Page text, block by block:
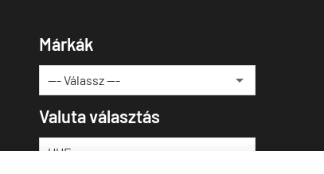
Márkák
Valuta választás